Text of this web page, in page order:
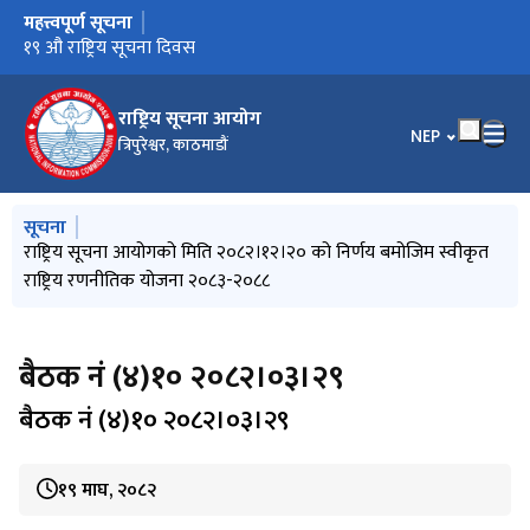
राष्ट्रिय सूचना आयोग
त्रिपुरेश्वर, काठमाडौं भाषा चयन गर्नुहोस्
NEP
मुख्य नेभिगेसनमा जानुहोस्
महत्त्वपूर्ण सूचना
उच्च अदालत पाटनका माननीय न्यायाधिशहरूसँग अन्तरक्रिया प्रेस विज्ञप्ती
पुनरावेदन उपरको आदेशहरु
१९ औ राष्ट्रिय सूचना दिवस
मुख्य नेभिगेसनमा जानुहोस्
सूचना
राष्ट्रिय सूचना आयोगको मिति २०८२।१२।२० को निर्णय बमोजिम स्वीकृत
राष्ट्रिय रणनीतिक योजना २०८३-२०८८
बैठक नं (४)१० २०८२।०३।२९
बैठक नं (४)१० २०८२।०३।२९
१९ माघ, २०८२